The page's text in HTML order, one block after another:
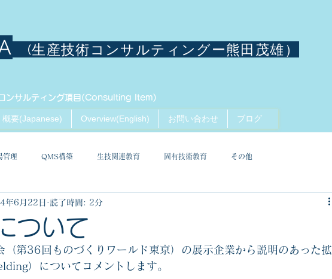
(生産技術コンサルティングー熊田茂雄）
ンサルティング項目(Consulting Item)
概要(Japanese) Overview(English) お問い合わせ ブログ
管理 QMS構築 生技関連教育 固有技術教育 その他
ついて
年6月22日 読了時間: 2分
第36回ものづくりワールド東京）の展示企業から説明のあった拡
）についてコメントします。